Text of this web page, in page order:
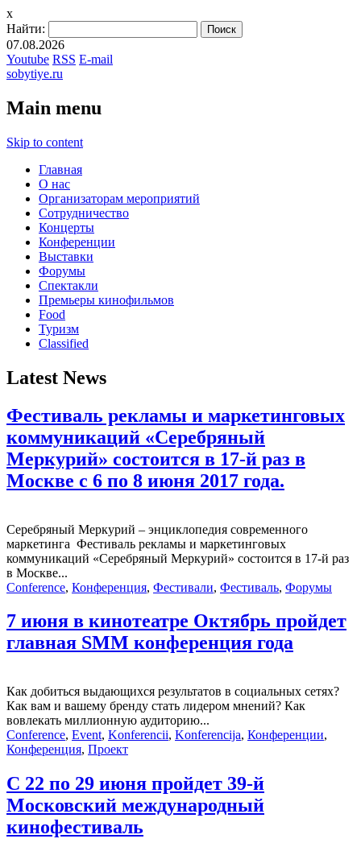
x
Найти:
07.08.2026
Youtube RSS E-mail
sobytiye.ru
Main menu
Skip to content
Главная
О нас
Организаторам мероприятий
Сотрудничество
Концерты
Конференции
Выставки
Форумы
Спектакли
Премьеры кинофильмов
Food
Туризм
Сlassified
Latest News
Фестиваль рекламы и маркетинговых
коммуникаций «Серебряный
Меркурий» состоится в 17-й раз в
Москве с 6 по 8 июня 2017 года.
Серебряный Меркурий – энциклопедия современного
маркетинга Фестиваль рекламы и маркетинговых
коммуникаций «Серебряный Меркурий» состоится в 17-й раз
в Москве...
Conference, Конференция, Фестивали, Фестиваль, Форумы
7 июня в кинотеатре Октябрь пройдет
главная SMM конференция года
Как добиться выдающихся результатов в социальных сетях?
Как вам и вашему бренду стать лидером мнений? Как
вовлекать миллионную аудиторию...
Conference, Event, Konferencii, Konferencija, Конференции,
Конференция, Проект
С 22 по 29 июня пройдет 39-й
Московский международный
кинофестиваль